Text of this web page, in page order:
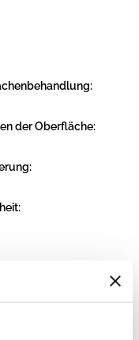
der Oberfläche: